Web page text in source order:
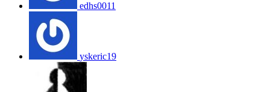
edhs0011
yskeric19